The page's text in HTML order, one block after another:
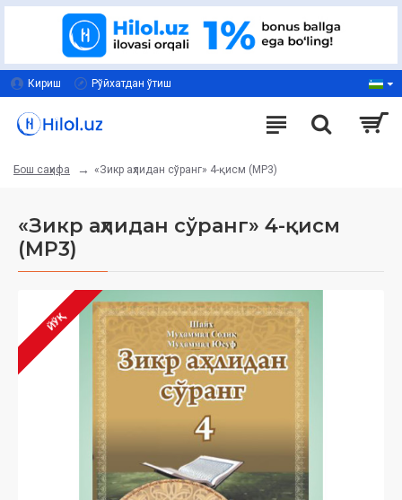
Кириш Рўйхатдан ўтиш
Бош саҳифа «Зикр аҳлидан сўранг» 4-қисм (МP3)
«Зикр аҳлидан сўранг» 4-қисм
(МP3)
ЙЎҚ